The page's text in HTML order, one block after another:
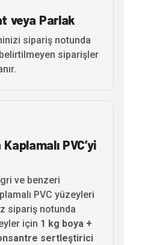
veya Parlak
sipariş notunda
siparişler
PVC’yi
ve benzeri
PVC yüzeyleri
sipariş notunda
için 1 kg boya +
sertleştirici